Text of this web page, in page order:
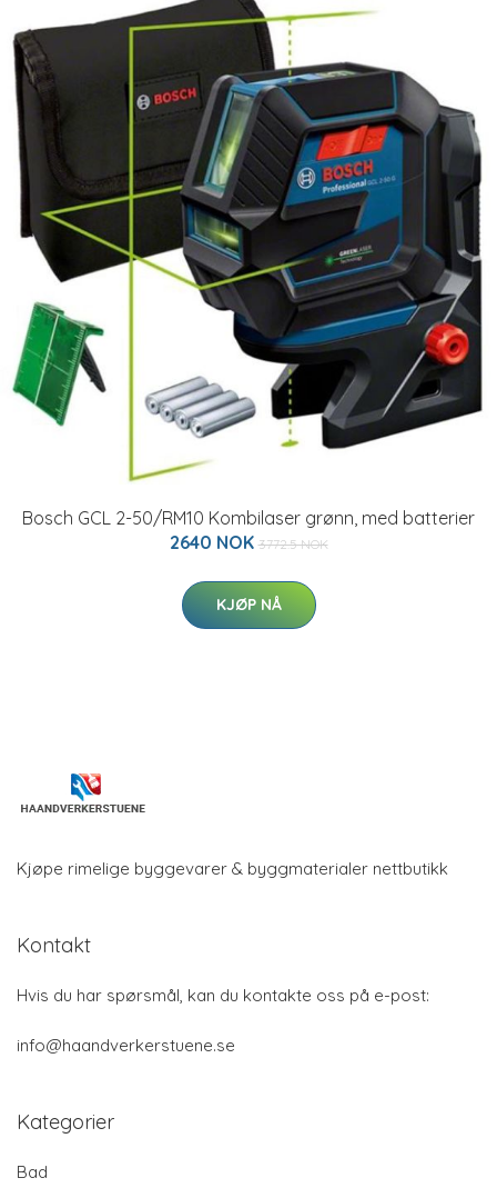
Bosch GCL 2-50/RM10 Kombilaser grønn, med batterier
2640 NOK 3772.5 NOK
KJØP NÅ
Kjøpe rimelige byggevarer & byggmaterialer nettbutikk
Kontakt
Hvis du har spørsmål, kan du kontakte oss på e-post:
info@haandverkerstuene.se
Kategorier
Bad